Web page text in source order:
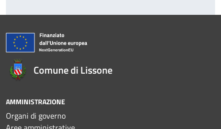
Comune di Lissone
AMMINISTRAZIONE
Organi di governo